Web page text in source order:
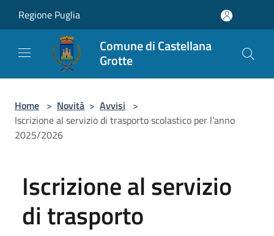
Regione Puglia
Comune di Castellana
Grotte
Home > Novità > Avvisi >
Iscrizione al servizio di trasporto scolastico per l’anno
2025/2026
Iscrizione al servizio
di trasporto